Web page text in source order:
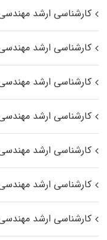
کارشناسی ارشد
کارشناسی ارشد
کارشناسی ارشد
کارشناسی ارشد
کارشناسی ارشد
کارشناسی ارشد
کارشناسی ارشد